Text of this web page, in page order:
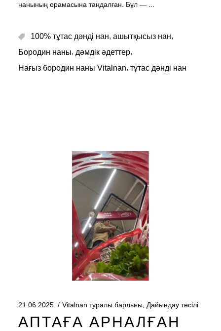
нанының орамасына таңдалған. Бұл —
100% тұтас дәнді нан, ашытқысыз нан,
Бородин наны, дәмдік әдеттер,
Нағыз бородин наны Vitalnan, тұтас дәнді нан
21.06.2025 Vitalnan туралы барлығы, Дайындау тәсілі
АПТАҒА АРНАЛҒАН